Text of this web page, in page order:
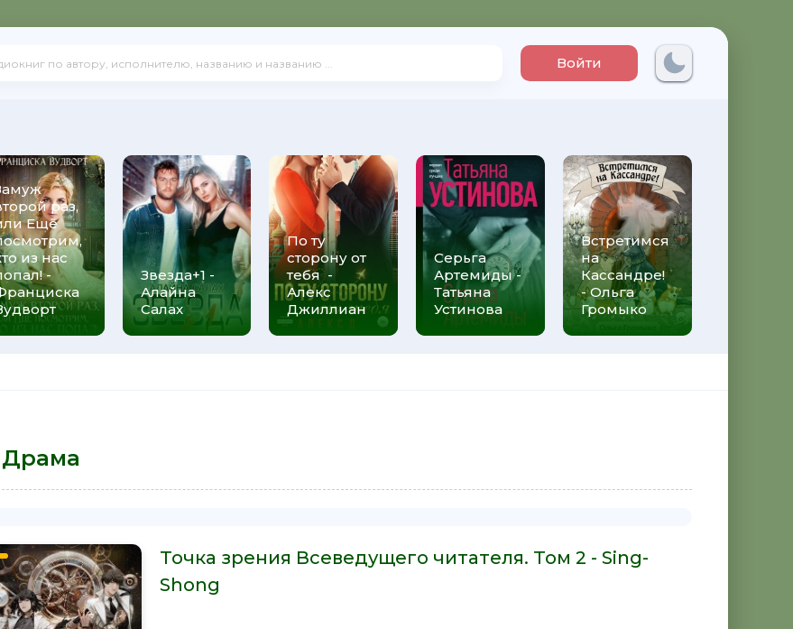
Войти
раз,
Ещё
из нас
-
Звезда+1 -
Алайна
Салах
По ту
сторону от
тебя -
Алекс
Джиллиан
Серьга
Артемиды -
Татьяна
Устинова
Встретимся
на
Кассандре!
- Ольга
Громыко
Драма
Точка зрения Всеведущего читателя. Том 2 - Sing-
Shong